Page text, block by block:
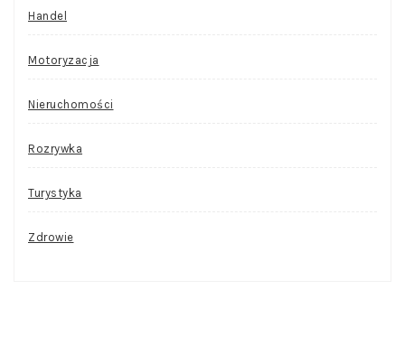
Handel
Motoryzacja
Nieruchomości
Rozrywka
Turystyka
Zdrowie